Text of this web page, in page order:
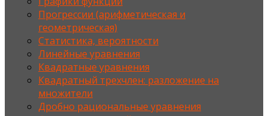
Прогрессии (арифметическая и
геометрическая)
Статистика, вероятности
Линейные уравнения
Квадратные уравнения
Квадратный трехчлен: разложение на
множители
Дробно рациональные уравнения